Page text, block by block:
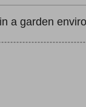
a garden